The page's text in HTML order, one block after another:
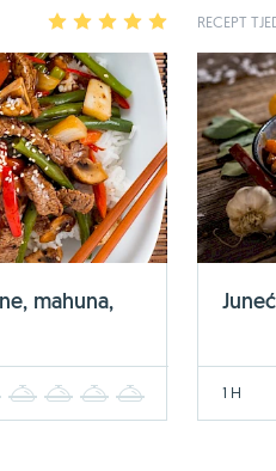
2 3 4
mahuna,
2 3 4
RECEPT
1 H